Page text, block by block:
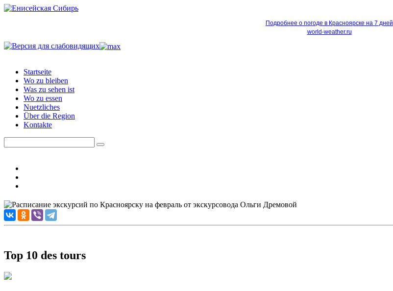
Подробнее о погоде в Красноярске на 7 дней
world-weather.ru
Startseite
Wo zu bleiben
Was zu sehen ist
Wo zu essen
Nuetzliches
Über die Region
Kontakte
Top 10 des tours